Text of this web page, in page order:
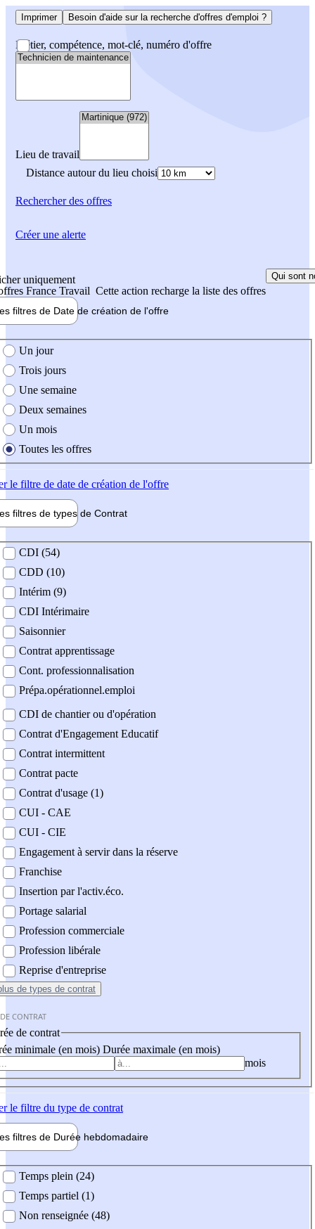
Imprimer Besoin d'aide sur la recherche d'offres d'emploi ?
Métier, compétence, mot-clé, numéro d'offre
Lieu de travail
Distance autour du lieu choisi
Rechercherdes offres
uniquement
France Travail Cette action recharge la liste des offres
Qui sont
filtres de Date de création de l'offre
création de l'offre
Un jour
Trois jours
Une semaine
Deux semaines
Un mois
Toutes les offres
le filtre de date de création de l'offre
filtres de types de Contrat
contrat
CDI (54)
CDD (10)
Intérim (9)
CDI Intérimaire
Saisonnier
Contrat apprentissage
Cont. professionnalisation
Prépa.opérationnel.emploi
CDI de chantier ou d'opération
Contrat d'Engagement Educatif
Contrat intermittent
Contrat pacte
Contrat d'usage (1)
CUI - CAE
CUI - CIE
Engagement à servir dans la réserve
Franchise
Insertion par l'activ.éco.
Portage salarial
Profession commerciale
Profession libérale
Reprise d'entreprise
de types de contrat
CONTRAT
de contrat
minimale (en mois) Durée maximale (en mois)
mois
le filtre du type de contrat
filtres de Durée hebdomadaire
Temps plein (24)
Temps partiel (1)
Non renseignée (48)
Créer une alerte